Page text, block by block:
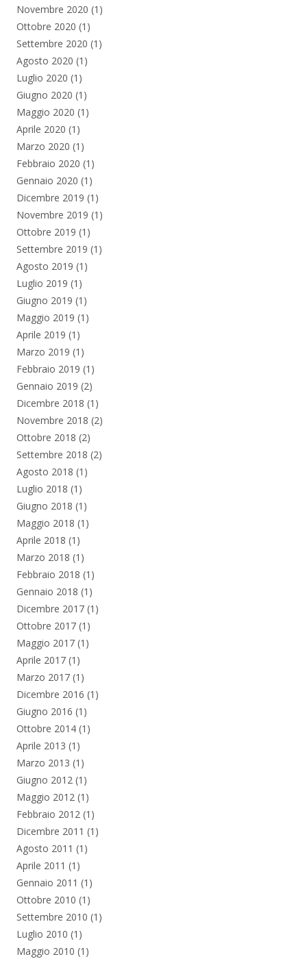
Novembre 2020 (1)
Ottobre 2020 (1)
Settembre 2020 (1)
Agosto 2020 (1)
Luglio 2020 (1)
Giugno 2020 (1)
Maggio 2020 (1)
Aprile 2020 (1)
Marzo 2020 (1)
Febbraio 2020 (1)
Gennaio 2020 (1)
Dicembre 2019 (1)
Novembre 2019 (1)
Ottobre 2019 (1)
Settembre 2019 (1)
Agosto 2019 (1)
Luglio 2019 (1)
Giugno 2019 (1)
Maggio 2019 (1)
Aprile 2019 (1)
Marzo 2019 (1)
Febbraio 2019 (1)
Gennaio 2019 (2)
Dicembre 2018 (1)
Novembre 2018 (2)
Ottobre 2018 (2)
Settembre 2018 (2)
Agosto 2018 (1)
Luglio 2018 (1)
Giugno 2018 (1)
Maggio 2018 (1)
Aprile 2018 (1)
Marzo 2018 (1)
Febbraio 2018 (1)
Gennaio 2018 (1)
Dicembre 2017 (1)
Ottobre 2017 (1)
Maggio 2017 (1)
Aprile 2017 (1)
Marzo 2017 (1)
Dicembre 2016 (1)
Giugno 2016 (1)
Ottobre 2014 (1)
Aprile 2013 (1)
Marzo 2013 (1)
Giugno 2012 (1)
Maggio 2012 (1)
Febbraio 2012 (1)
Dicembre 2011 (1)
Agosto 2011 (1)
Aprile 2011 (1)
Gennaio 2011 (1)
Ottobre 2010 (1)
Settembre 2010 (1)
Luglio 2010 (1)
Maggio 2010 (1)